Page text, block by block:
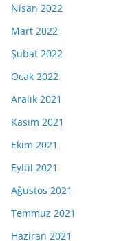
Nisan 2022
Mart 2022
Şubat 2022
Ocak 2022
Aralık 2021
Kasım 2021
Ekim 2021
Eylül 2021
Ağustos 2021
Temmuz 2021
Haziran 2021